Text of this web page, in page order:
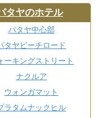
タヤのホテル
パタヤ中心部
タヤビーチロード
ーキングストリート
ナクルア
ウォンガマット
ラタムナックヒル